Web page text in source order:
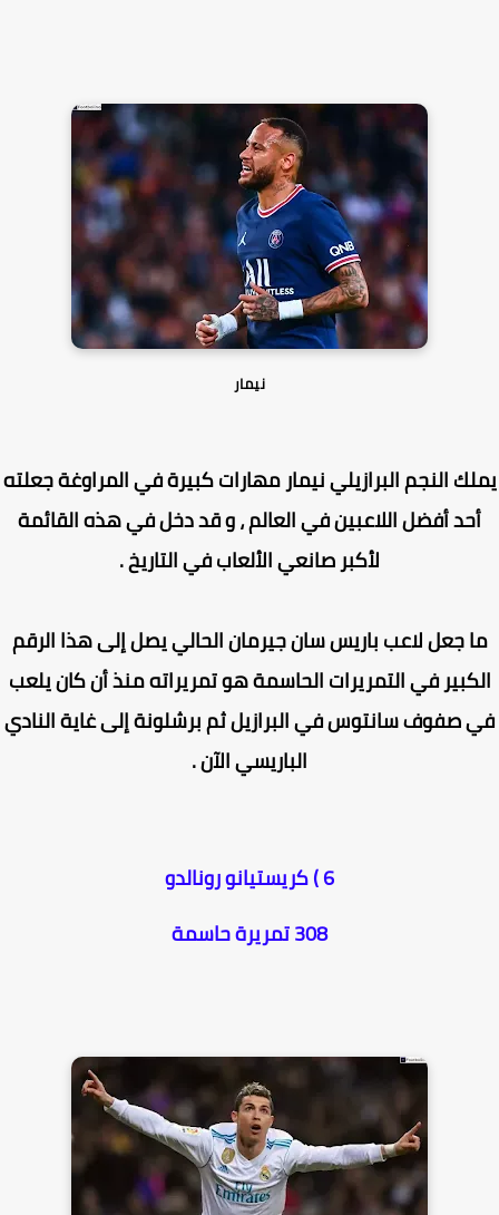
نيمار
النجم البرازيلي نيمار مهارات كبيرة في المراوغة جعلته
أفضل اللاعبين في العالم ، و قد دخل في هذه القائمة
لأكبر صانعي الألعاب في التاريخ .
جعل لاعب باريس سان جيرمان الحالي يصل إلى هذا الرقم
في التمريرات الحاسمة هو تمريراته منذ أن كان يلعب
صفوف سانتوس في البرازيل ثم برشلونة إلى غاية النادي
الباريسي الآن .
308 تمريرة حاسمة